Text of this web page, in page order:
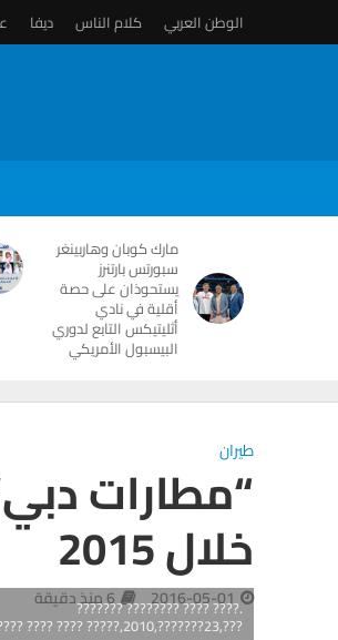
الوطن العربي كلام الناس ديفا
مارك كوبان وهاربينغر
سبورتس بارتنرز
يستحوذان على حصة
أقلية في نادي
أثليتيكس التابع لدوري
البيسبول الأمريكي
طيران
خلال 2015
2016-05-01 6 منذ دقيقة
.???? ???? ???????? ???????
???,23???????,2010,????? ???? ???? ?????